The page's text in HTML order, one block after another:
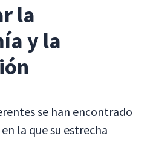
la
y la
se han encontrado
la que su estrecha